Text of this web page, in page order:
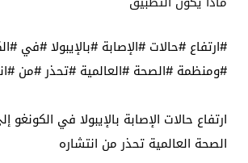
#ارتفاع #حالات #الإصابة #بالإيبولا #في
#ومنظمة #الصحة #العالمية #تحذر #من
الصحة العالمية تحذر من انتشاره